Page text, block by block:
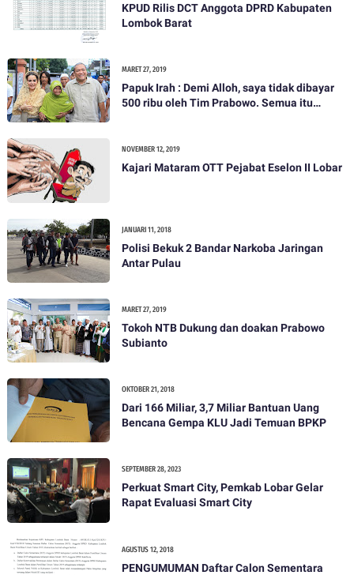
KPUD Rilis DCT Anggota DPRD Kabupaten
Lombok Barat
MARET 27, 2019
Papuk Irah : Demi Alloh, saya tidak dibayar
500 ribu oleh Tim Prabowo. Semua itu
NOVEMBER 12, 2019
Kajari Mataram OTT Pejabat Eselon II Lobar
JANUARI 11, 2018
Polisi Bekuk 2 Bandar Narkoba Jaringan
Antar Pulau
MARET 27, 2019
Tokoh NTB Dukung dan doakan Prabowo
Subianto
OKTOBER 21, 2018
Dari 166 Miliar, 3,7 Miliar Bantuan Uang
Bencana Gempa KLU Jadi Temuan BPKP
SEPTEMBER 28, 2023
Perkuat Smart City, Pemkab Lobar Gelar
Rapat Evaluasi Smart City
AGUSTUS 12, 2018
PENGUMUMAN Daftar Calon Sementara